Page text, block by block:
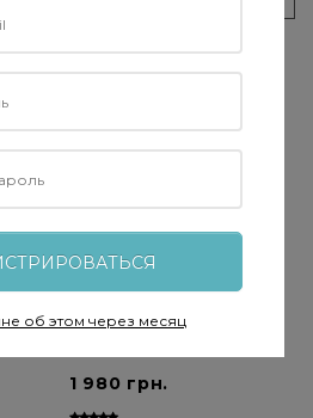
об этом через месяц
-
ELEMIS Frangipani Monoi
тела Франжипани, 200
1 980 грн.